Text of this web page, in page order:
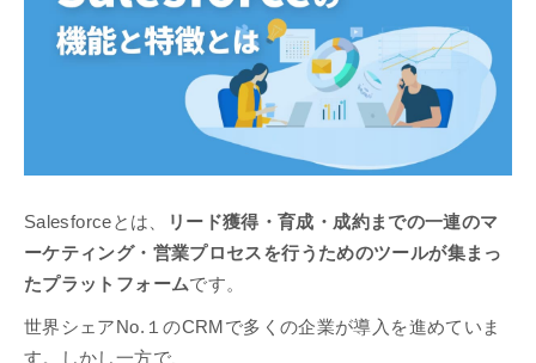
Salesforceとは、
リード獲得・育成・成約までの一連のマ
ーケティング・営業プロセスを行うためのツールが集まっ
たプラットフォームです。
世界シェアNo.１のCRMで多くの企業が導入を進めていま
す。しかし一方で、